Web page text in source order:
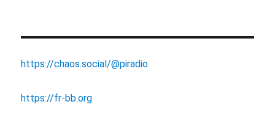
https://chaos.social/@piradio
https://fr-bb.org